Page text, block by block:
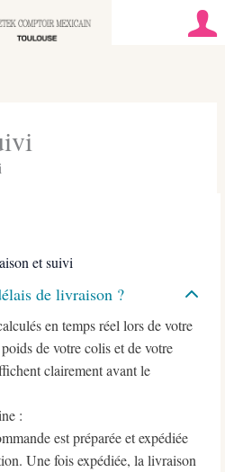
et suivi
de livraison ?
en temps réel lors de votre
de votre colis et de votre
clairement avant le
:
est préparée et expédiée
Une fois expédiée, la livraison